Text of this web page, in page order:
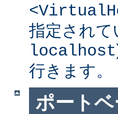
指定され
localhost
行きます。
ポート